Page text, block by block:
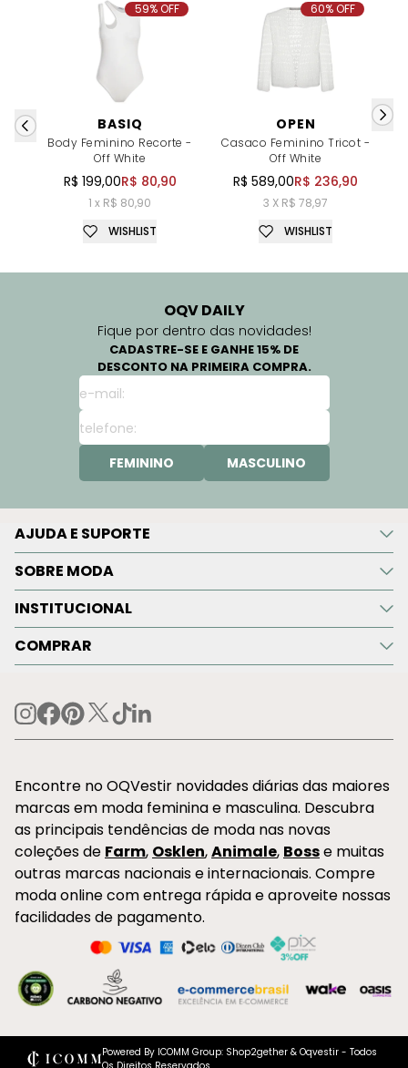
BASIQ
Body Feminino Recorte -
Off White
R$ 199,00R$ 80,90
1 x R$ 80,90
59% OFF
WISHLIST
OPEN
Casaco Feminino Tricot -
Off White
R$ 589,00R$ 236,90
3 X R$ 78,97
60% OFF
WISHLIST
OQV DAILY
Fique por dentro das novidades!
CADASTRE-SE E GANHE 15% DE
DESCONTO NA PRIMEIRA COMPRA.
FEMININO MASCULINO
AJUDA E SUPORTE
SOBRE MODA
INSTITUCIONAL
COMPRAR
Encontre no OQVestir novidades diárias das maiores
marcas em moda feminina e masculina. Descubra
as principais tendências de moda nas novas
coleções de Farm, Osklen,Animale, Bosse muitas
outras marcas nacionais e internacionais. Compre
moda online com entrega rápida e aproveite nossas
facilidades de pagamento.
Powered By ICOMM Group: Shop2gether & Oqvestir - Todos